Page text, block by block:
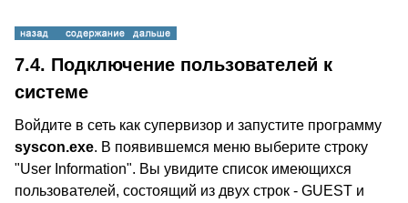
7.4. Подключение пользователей к
системе
Войдите в сеть как супервизор и запустите программу
syscon.exe. В появившемся меню выберите строку
"User Information". Вы увидите список имеющихся
пользователей, состоящий из двух строк - GUEST и